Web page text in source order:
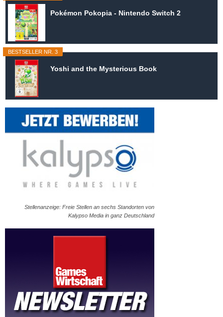
Pokémon Pokopia - Nintendo Switch 2
BESTSELLER NR. 3
Yoshi and the Mysterious Book
Stellenanzeige: Freie Stellen an sechs Standorten von
Kalypso Media in ganz Deutschland